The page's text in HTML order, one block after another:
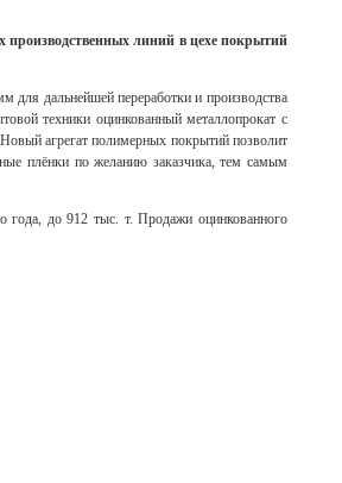
линий в цехе покрытий
для дальнейшей переработки и производства
техники оцинкованный металлопрокат с
агрегат полимерных покрытий позволит
плёнки по желанию заказчика, тем самым
года, до 912 тыс. т. Продажи оцинкованного